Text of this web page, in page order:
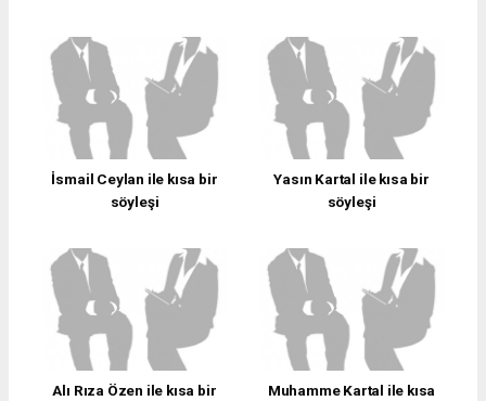
İsmail Ceylan ile kısa bir
söyleşi
Yasın Kartal ile kısa bir
söyleşi
Alı Rıza Özen ile kısa bir
Muhamme Kartal ile kısa